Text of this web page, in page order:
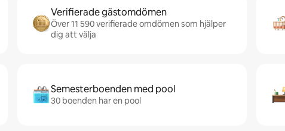
Verifierade gästomdömen
Över 11 590 verifierade omdömen som hjälper
dig att välja
Semesterboenden med pool
30 boenden har en pool